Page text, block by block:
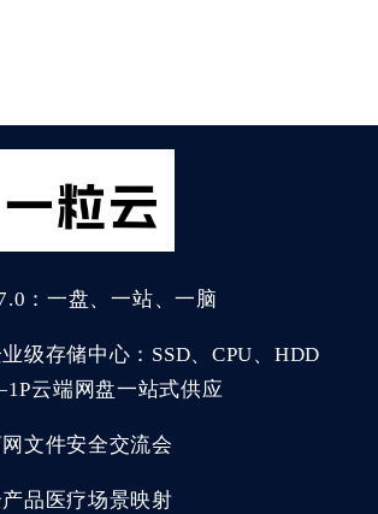
：一盘、一站、一脑
级存储中心：SSD、CPU、HDD
云端网盘一站式供应
文件安全交流会
品医疗场景映射